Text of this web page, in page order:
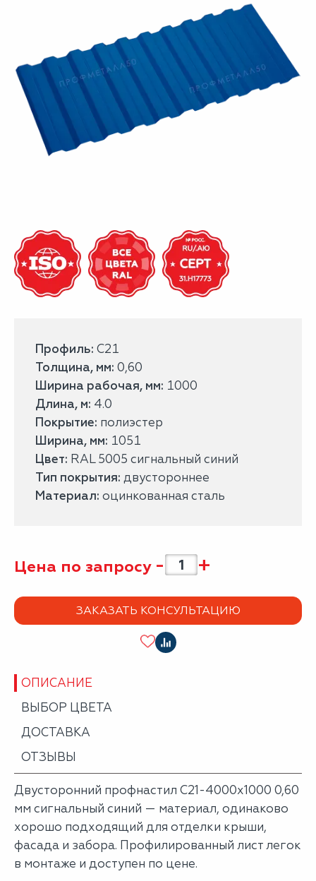
Профиль: С21
Толщина, мм: 0,60
Ширина рабочая, мм: 1000
Длина, м: 4.0
Покрытие: полиэстер
Ширина, мм: 1051
Цвет: RAL 5005 сигнальный синий
Тип покрытия: двустороннее
Материал: оцинкованная сталь
Цена по запросу - +
ЗАКАЗАТЬ КОНСУЛЬТАЦИЮ
ОПИСАНИЕ
ВЫБОР ЦВЕТА
ДОСТАВКА
ОТЗЫВЫ
Двусторонний профнастил С21-4000х1000 0,60
мм сигнальный синий — материал, одинаково
хорошо подходящий для отделки крыши,
фасада и забора. Профилированный лист легок
в монтаже и доступен по цене.